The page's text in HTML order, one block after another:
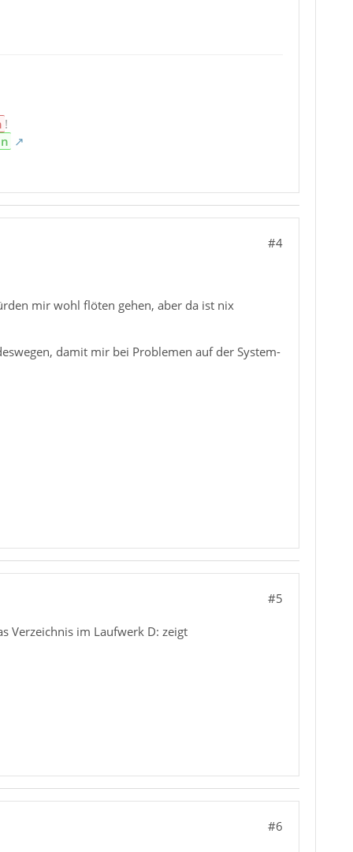
!
#4
mir wohl flöten gehen, aber da ist nix
damit mir bei Problemen auf der System-
#5
Verzeichnis im Laufwerk D: zeigt
#6